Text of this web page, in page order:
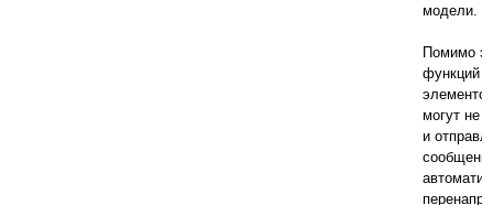
модели.
Помимо
функций
могут не
и